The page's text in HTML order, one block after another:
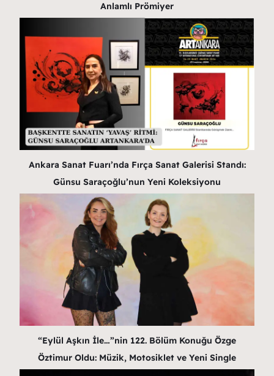
Anlamlı Prömiyer
Ankara Sanat Fuarı’nda Fırça Sanat Galerisi Standı:
Günsu Saraçoğlu’nun Yeni Koleksiyonu
“Eylül Aşkın İle…”nin 122. Bölüm Konuğu Özge
Öztimur Oldu: Müzik, Motosiklet ve Yeni Single